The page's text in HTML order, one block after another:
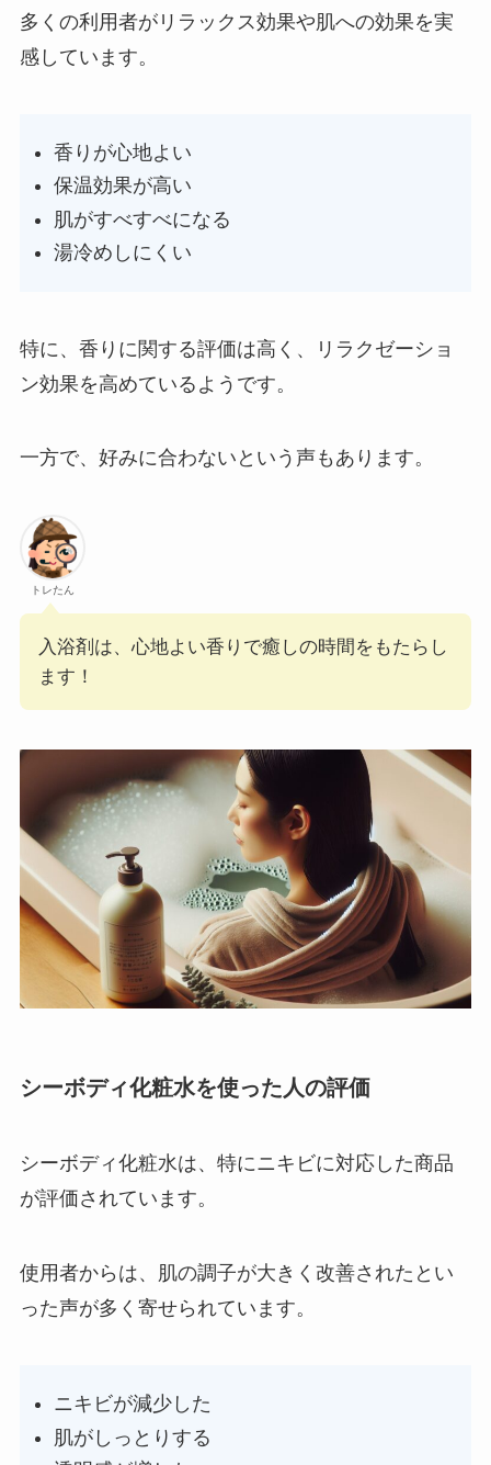
多くの利用者がリラックス効果や肌への効果を実
感しています。
香りが心地よい
保温効果が高い
肌がすべすべになる
湯冷めしにくい
特に、香りに関する評価は高く、リラクゼーショ
ン効果を高めているようです。
一方で、好みに合わないという声もあります。
トレたん
入浴剤は、心地よい香りで癒しの時間をもたらし
ます！
シーボディ化粧水を使った人の評価
シーボディ化粧水は、特にニキビに対応した商品
が評価されています。
使用者からは、肌の調子が大きく改善されたとい
った声が多く寄せられています。
ニキビが減少した
肌がしっとりする